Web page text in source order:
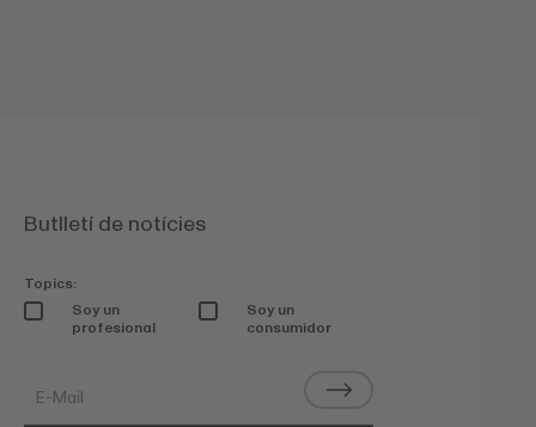
Butlletí de notícies
Topics:
Soy un
profesional
Soy un
consumidor